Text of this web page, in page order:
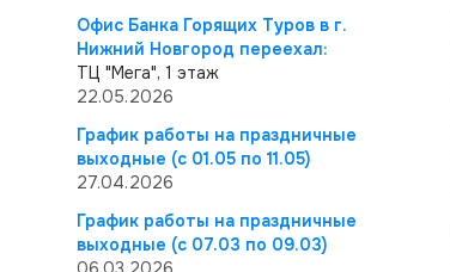
Офис Банка Горящих Туров в г.
Нижний Новгород переехал:
ТЦ "Мега", 1 этаж
22.05.2026
График работы на праздничные
выходные (с 01.05 по 11.05)
27.04.2026
График работы на праздничные
выходные (с 07.03 по 09.03)